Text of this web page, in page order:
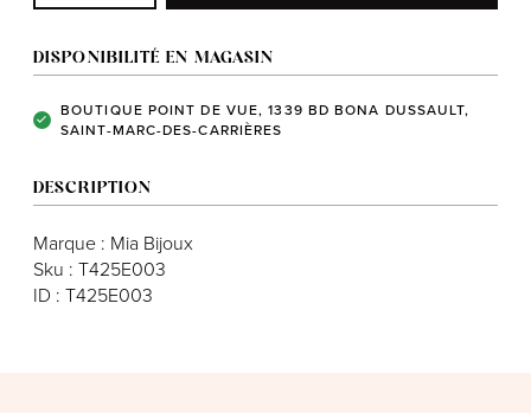
L'équipe
Politiques de cookies
Politiques et conditions d'achats
DISPONIBILITÉ EN MAGASIN
BOUTIQUE POINT DE VUE, 1339 BD BONA DUSSAULT,
SAINT-MARC-DES-CARRIÈRES
DESCRIPTION
Marque : Mia Bijoux
Sku : T425E003
ID : T425E003